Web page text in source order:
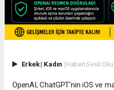
Erkek| Kadın (Haberi Sesli
OpenAI, ChatGPT'nin iOS ve